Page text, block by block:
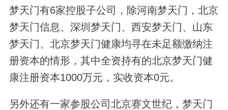
梦天门有6家控股子公司，除河南梦天门，北京
梦天门信息、深圳梦天门、西安梦天门、山东
梦天门、北京梦天门健康均寻在未足额缴纳注
册资本的情形，其中全资持有的北京梦天门健
康注册资本1000万元，实收资本0元。
另外还有一家参股公司北京赛文世纪，梦天门